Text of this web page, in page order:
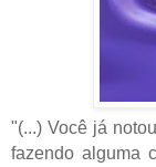
"(...) Você já
fazendo alguma